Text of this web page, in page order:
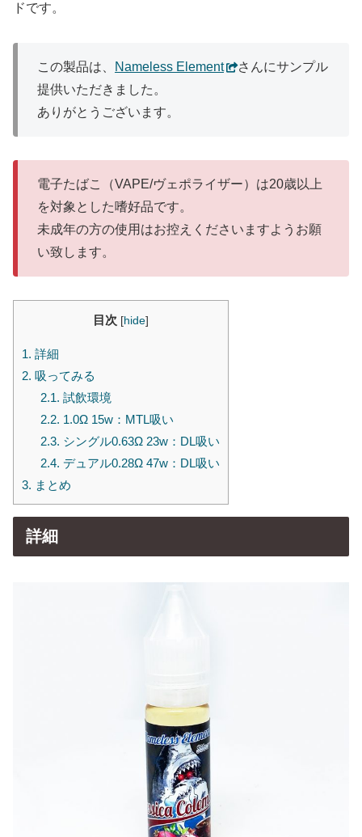
ドです。
この製品は、 Nameless Element
さんにサンプル
提供いただきました。
ありがとうございます。
電子たばこ（VAPE/ヴェポライザー）は20歳以上
を対象とした嗜好品です。
未成年の方の使用はお控えくださいますようお願
い致します。
目次 [hide]
1. 詳細
2. 吸ってみる
2.1. 試飲環境
2.2. 1.0Ω 15w：MTL吸い
2.3. シングル0.63Ω 23w：DL吸い
2.4. デュアル0.28Ω 47w：DL吸い
3. まとめ
詳細